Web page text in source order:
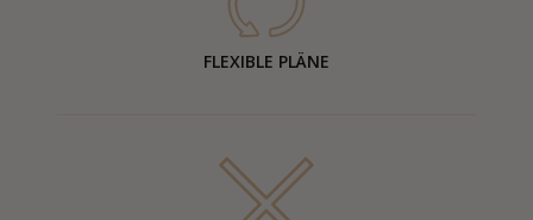
FLEXIBLE PLÄNE